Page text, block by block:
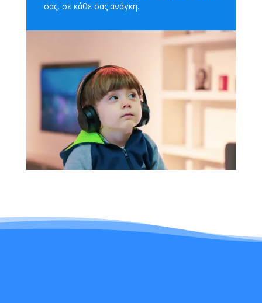
σας, σε κάθε σας ανάγκη.